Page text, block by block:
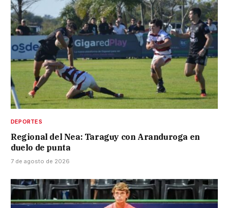
DEPORTES
Regional del Nea: Taraguy con Aranduroga en
duelo de punta
7 de agosto de 2026